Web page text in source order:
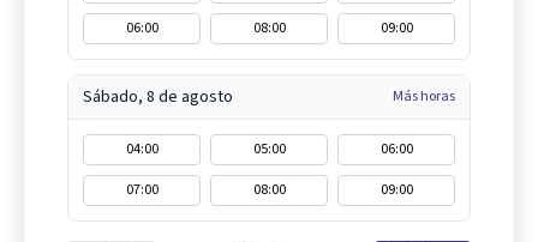
06:00
08:00 09:00
Sábado, 8 de agosto Más horas
04:00 05:00
06:00
07:00
08:00 09:00